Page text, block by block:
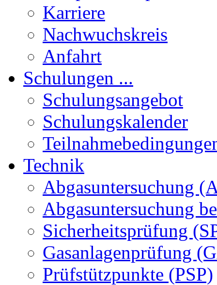
Karriere
Nachwuchskreis
Anfahrt
Schulungen ...
Schulungsangebot
Schulungskalender
Technik
Abgasuntersuchung
Abgasuntersuchung
Sicherheitsprüfung
Gasanlagenprüfung
Prüfstützpunkte (PSP)